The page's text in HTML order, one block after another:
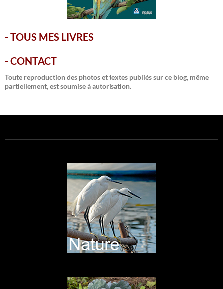
-TOUS MES LIVRES
-CONTACT
Toute reproduction des photos et textes publiés sur ce blog, même
partiellement, est soumise à autorisation.